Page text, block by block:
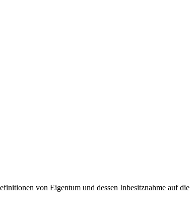
von Eigentum und dessen Inbesitznahme auf die